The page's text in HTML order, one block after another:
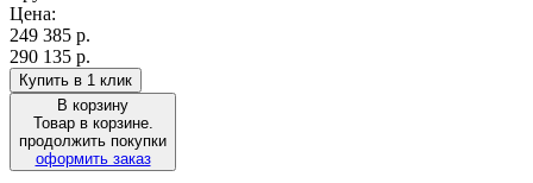
Цена:
249 385 р.
290 135 р.
Купить в 1 клик
В корзину
Товар в корзине.
продолжить покупки
оформить заказ